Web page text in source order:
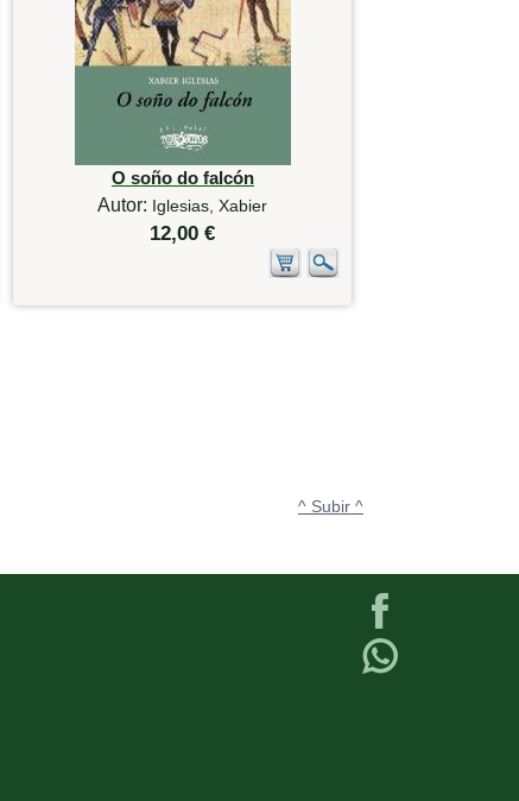
O soño do falcón
Autor: Iglesias, Xabier
12,00 €
^ Subir ^